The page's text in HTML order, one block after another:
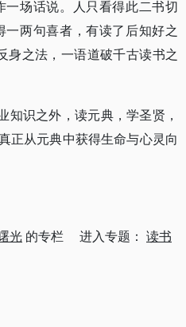
场话说。人只看得此二书切
两句喜者，有读了后知好之
身之法，一语道破千古读书之
知识之外，读元典，学圣贤，
正从元典中获得生命与心灵向
光 的专栏 进入专题： 读书